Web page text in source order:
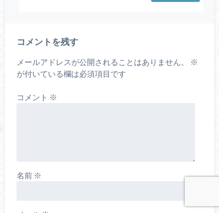
コメントを残す
メールアドレスが公開されることはありません。
※
が付いている欄は必須項目です
コメント ※
名前 ※